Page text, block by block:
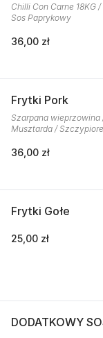
Chilli Con Carne 18KG
Sos Paprykowy
36,00 zł
Frytki Pork
Szarpana wieprzowina
Musztarda /
36,00 zł
Frytki Gołe
25,00 zł
DODATKOWY